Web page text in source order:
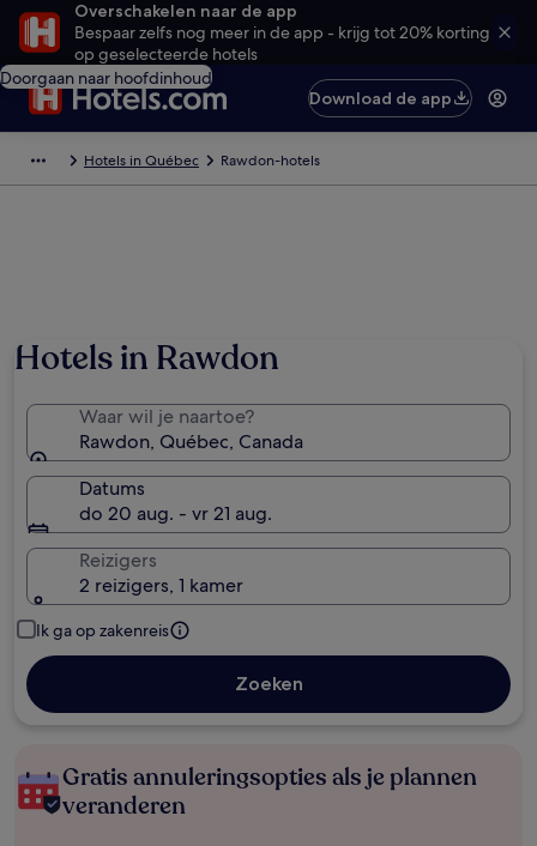
Overschakelen naar de app
Bespaar zelfs nog meer in de app - krijg tot 20% korting
op geselecteerde hotels
Doorgaan naar hoofdinhoud
Download de app
Hotels in Québec Rawdon-hotels
Hotels in Rawdon
Waar wil je naartoe?
Rawdon, Québec, Canada
Datums
do 20 aug. - vr 21 aug.
Reizigers
2 reizigers, 1 kamer
Ik ga op zakenreis
Zoeken
Gratis annuleringsopties als je plannen
veranderen